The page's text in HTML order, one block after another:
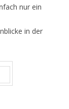
nur ein
in der